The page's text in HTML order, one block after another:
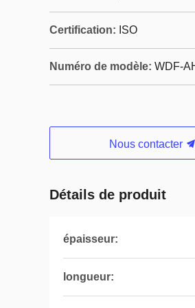
Certification: ISO
Numéro de modèle: WDF-
Nous contacter
Détails de produit
épaisseur:
longueur: